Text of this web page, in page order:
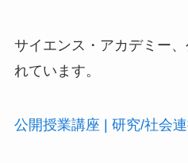
サイエンス・アカデミー
れています。
公開授業講座 | 研究/社会